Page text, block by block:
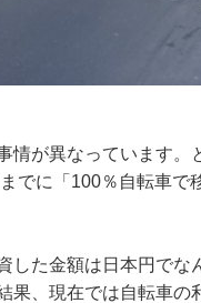
情が異なっています。
でに「100％自転車で
した金額は日本円でな
果、現在では自転車の